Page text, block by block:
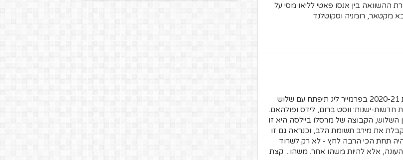
ההשוואה בין אנסו פאטי לליאו מסי על
מקטאר, רומניה וסקוטלנד
עונת 2020-21 בפרמייר ליג תיפתח עם שלוש
חדשות-ישנות: ווסט ברום, לידס ופולהאם.
השלוש, הקבוצה של מרסלו ביילסה היא זו
את מירב תשומת הלב, וכנראה גם זו
תחת הכי הרבה לחץ - לא רק לשרוד
אלא להיות משהו אחר. משהו... קצת